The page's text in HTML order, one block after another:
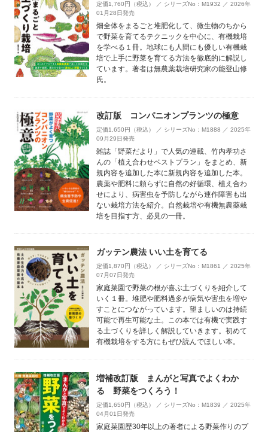
定価1,760円（税込） ／ シリーズNo：M1932 ／ 2026年
01月28日発売
畑全体をまるごと堆肥化して、微生物のちから
で野菜を育てるテクニックを中心に、有機栽培
を学べる１冊。地球にも人間にも優しい有機栽
培で上手に野菜を育てる方法を徹底的に解説し
ています。著者は無農薬栽培研究家の能登山修
氏。
改訂版 コンパニオンプランツの極意
定価1,650円（税込） ／ シリーズNo：M1888 ／ 2025年
09月29日発売
雑誌「野菜だより」で人気の連載、竹内孝功さ
んの「植え合わせベストプラン」をまとめ、新
規内容を追加した本に新規内容を追加した本。
農薬や肥料に頼らずに自然の好循環、植え合わ
せにより、病害虫を予防しながら連作障害も出
ない栽培方法を紹介。自然栽培や有機無農薬栽
培を目指す方、必見の一冊。
ガッテン農法 いい土を育てる
定価1,870円（税込） ／ シリーズNo：M1861 ／ 2025年
07月07日発売
家庭菜園で野菜の根が喜ぶ土づくりを紹介して
いく１冊。堆肥や肥料過多が病気や害虫を増や
すことにつながっています。望ましいのは持続
可能で再生可能な土。この本では有機で実践す
る土づくりを詳しく解説していきます。初めて
有機栽培をする方にもぜひ読んでほしい本。
増補改訂版 まんがと写真でよくわか
る 野菜をつくろう！
定価1,650円（税込） ／ シリーズNo：M1839 ／ 2025年
04月01日発売
家庭菜園歴30年以上の著者による野菜作りのプ